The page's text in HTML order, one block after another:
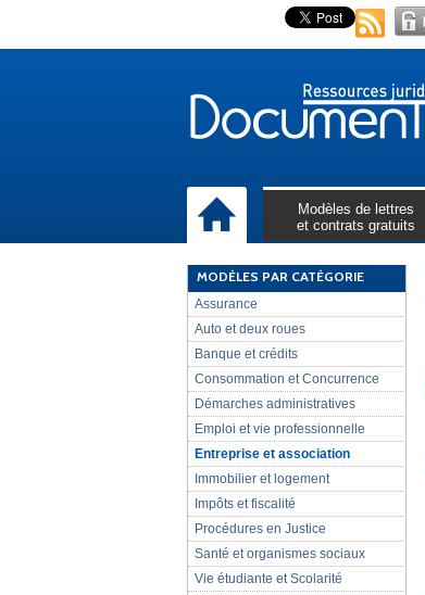
Modèles de lettres
et contrats gratuits
MODÈLES PAR CATÉGORIE
Assurance
Auto et deux roues
Banque et crédits
Consommation et Concurrence
Démarches administratives
Emploi et vie professionnelle
Entreprise et association
Immobilier et logement
Impôts et fiscalité
Procédures en Justice
Santé et organismes sociaux
Vie étudiante et Scolarité